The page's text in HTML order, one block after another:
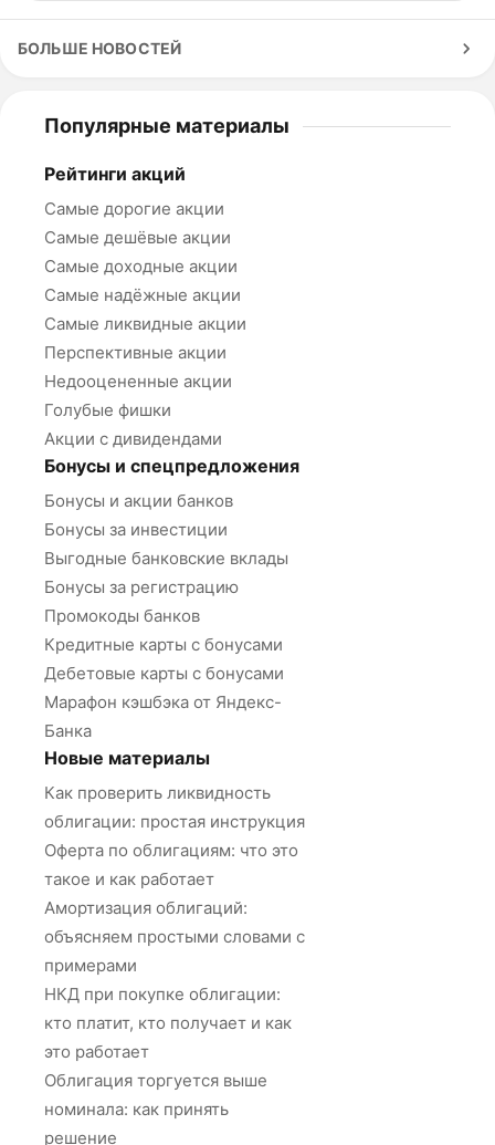
БОЛЬШЕ НОВОСТЕЙ
Популярные материалы
Рейтинги акций
Самые дорогие акции
Самые дешёвые акции
Самые доходные акции
Самые надёжные акции
Самые ликвидные акции
Перспективные акции
Недооцененные акции
Голубые фишки
Акции с дивидендами
Бонусы и спецпредложения
Бонусы и акции банков
Бонусы за инвестиции
Выгодные банковские вклады
Бонусы за регистрацию
Промокоды банков
Кредитные карты с бонусами
Дебетовые карты с бонусами
Марафон кэшбэка от Яндекс-
Банка
Новые материалы
Как проверить ликвидность
облигации: простая инструкция
Оферта по облигациям: что это
такое и как работает
Амортизация облигаций:
объясняем простыми словами с
примерами
НКД при покупке облигации:
кто платит, кто получает и как
это работает
Облигация торгуется выше
номинала: как принять
решение